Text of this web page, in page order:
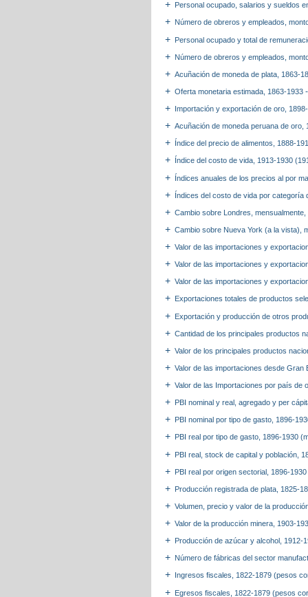
Personal ocupado, salarios y sueldos
Número de obreros y empleados,
Personal ocupado y total de
Número de obreros y empleados,
Acuñación de moneda de plata, 1863-
Oferta monetaria estimada, 1863-1933
Importación y exportación de oro,
Acuñación de moneda peruana de oro,
Índice del precio de alimentos, 1888-
Índice del costo de vida, 1913-1930
Índices anuales de los precios al por
Índices del costo de vida por
Cambio sobre Londres,
Cambio sobre Nueva York (a la vista),
Valor de las importaciones y
Valor de las importaciones y
Valor de las importaciones y
Exportaciones totales de productos
Exportación y producción de otros
Cantidad de los principales productos
Valor de los principales productos
Valor de las importaciones desde
Valor de las Importaciones por país de
PBI nominal y real, agregado y per
PBI nominal por tipo de gasto, 1896-
PBI real por tipo de gasto, 1896-1930
PBI real, stock de capital y población,
PBI real por origen sectorial, 1896-
Producción registrada de plata, 1825-
Volumen, precio y valor de la
Valor de la producción minera, 1903-
Producción de azúcar y alcohol, 1912-
Número de fábricas del sector
Ingresos fiscales, 1822-1879 (pesos
Egresos fiscales, 1822-1879 (pesos